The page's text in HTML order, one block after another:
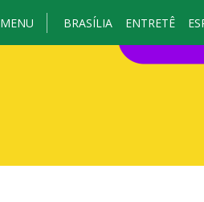
MENU BRASÍLIA ENTRETÊ